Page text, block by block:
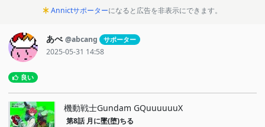
Annictサポーターになると広告を非表示にできます。
あべ @abcang サポーター
2025-05-31 14:58
良い
機動戦士Gundam GQuuuuuuX
第8話 月に墜(堕)ちる